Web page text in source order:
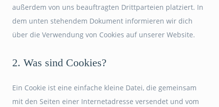
außerdem von uns beauftragten Drittparteien platziert. In
dem unten stehendem Dokument informieren wir dich
über die Verwendung von Cookies auf unserer Website.
2. Was sind Cookies?
Ein Cookie ist eine einfache kleine Datei, die gemeinsam
mit den Seiten einer Internetadresse versendet und vom